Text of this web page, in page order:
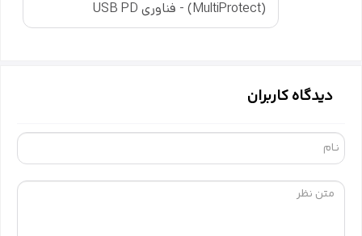
(MultiProtect) - فناوری USB PD
دیدگاه کاربران